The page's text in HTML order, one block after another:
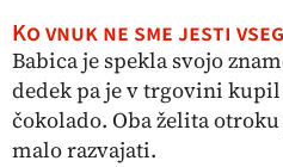
Ko vnuk ne sme jesti
Babica je spekla svojo
dedek pa je v trgovini
čokolado. Oba želita
malo razvajati.